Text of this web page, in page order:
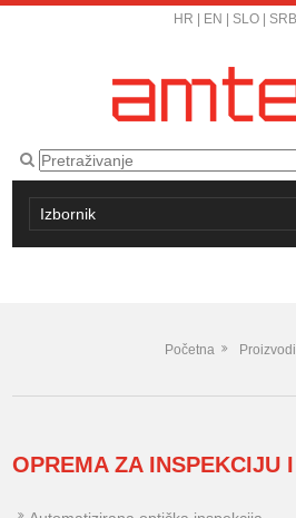
HR EN SLO| SRB
Početna Proizvodi
OPREMA ZA INSPEKCIJU